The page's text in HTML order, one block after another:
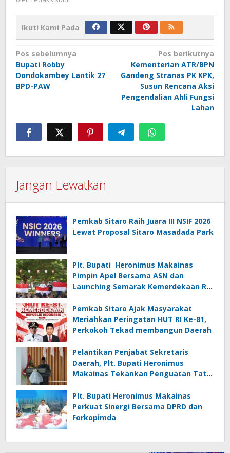
Ikuti Kami Pada
Navigasi
pos
Pos sebelumnya
Bupati Robby
Dondokambey Lantik 27
BPD-PAW
Pos berikutnya
Kementerian ATR/BPN
Gandeng Stranas PK KPK,
Susun Rencana Aksi
Pengendalian Ahli Fungsi
Lahan
Jangan Lewatkan
Pemkab Sitaro Raih Juara III NSIF 2026
Lewat Proposal Sitaro Masadada Park
Plt. Bupati Heronimus Makainas
Pimpin Apel Bersama ASN dan
Launching Semarak Kemerdekaan RI
Pemkab Sitaro Ajak Masyarakat
Meriahkan Peringatan HUT RI Ke-81,
Perkokoh Tekad membangun Daerah
Pelantikan Penjabat Sekretaris
Daerah, Plt. Bupati Heronimus
Makainas Tekankan Penguatan Tata
Publik
Plt. Bupati Heronimus Makainas
Perkuat Sinergi Bersama DPRD dan
Forkopimda